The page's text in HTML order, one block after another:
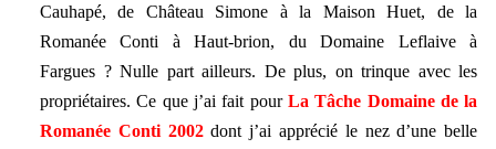
Cauhapé, de Château Simone à la Maison Huet, de la
Romanée Conti à Haut-brion, du Domaine Leflaive à
Fargues ? Nulle part ailleurs. De plus, on trinque avec les
propriétaires. Ce que j’ai fait pour La Tâche Domaine de la
Romanée Conti 2002dont j’ai apprécié le nez d’une belle